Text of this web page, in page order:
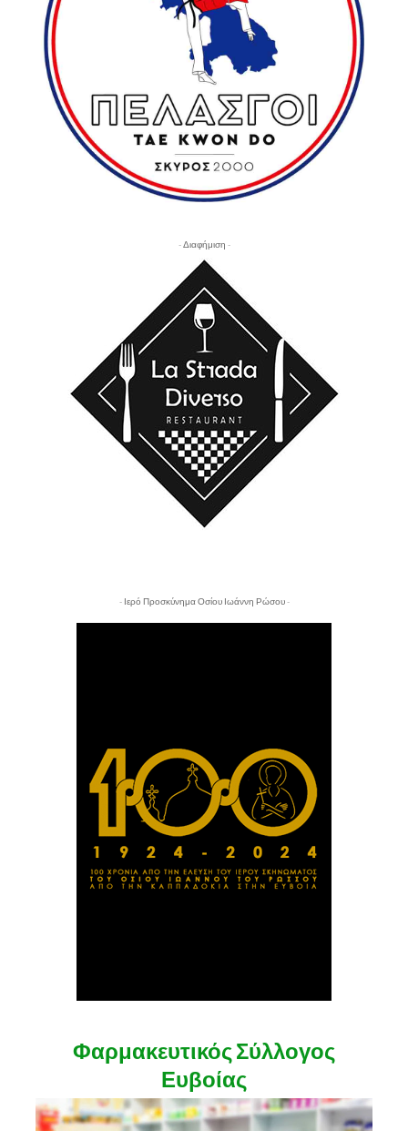
- Διαφήμιση -
- Ιερό Προσκύνημα Οσίου Ιωάννη Ρώσου -
Φαρμακευτικός Σύλλογος
Ευβοίας